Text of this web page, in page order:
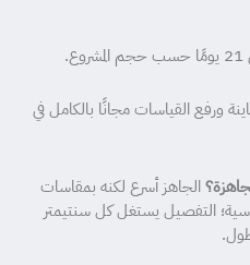
ورفع القياسات مجانًا بالكامل في
الجاهز أسرع لكنه بمقاسات
التفصيل يستغل كل سنتيمتر